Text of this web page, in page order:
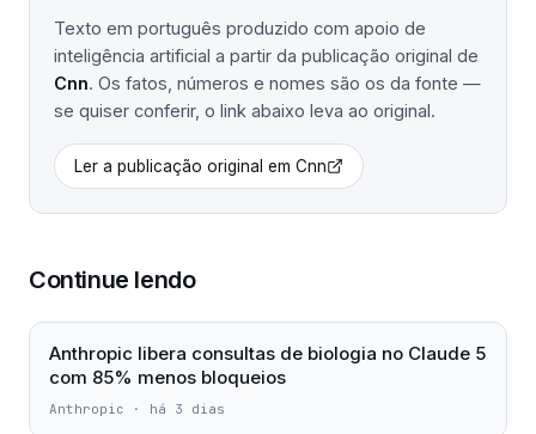
Texto em português produzido com apoio de
inteligência artificial a partir da publicação original de
Cnn. Os fatos, números e nomes são os da fonte —
se quiser conferir, o link abaixo leva ao original.
Ler a publicação original em Cnn
Continue lendo
Anthropic libera consultas de biologia no Claude 5
com 85% menos bloqueios
Anthropic · há 3 dias